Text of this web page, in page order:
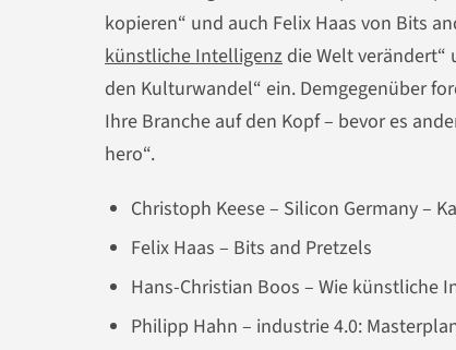
kopieren“ und auch Felix Haas von Bits
künstliche Intelligenz die Welt
den Kulturwandel“ ein. Demgegenüber
Ihre Branche auf den Kopf – bevor es
hero“.
Christoph Keese – Silicon Germany –
Felix Haas – Bits and Pretzels
Hans-Christian Boos – Wie künstliche
Philipp Hahn – industrie 4.0: